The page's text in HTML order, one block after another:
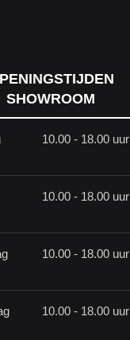
SHOWROOM
10.00 - 18.00 uur
10.00 - 18.00 uur
10.00 - 18.00 uur
10.00 - 18.00 uur